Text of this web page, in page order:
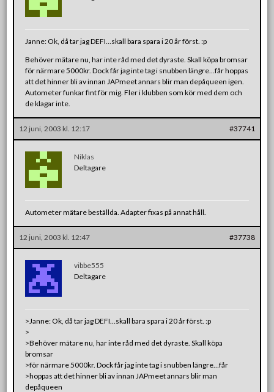
Janne: Ok, då tar jag DEFI…skall bara spara i 20 år först. :p
Behöver mätare nu, har inte råd med det dyraste. Skall köpa bromsar
för närmare 5000kr. Dock får jag inte tag i snubben längre…får hoppas
att det hinner bli av innan JAPmeet annars blir man depåqueen igen.
Autometer funkar fint för mig. Fler i klubben som kör med dem och
de klagar inte.
12 juni, 2003 kl. 12:17 #37741
Niklas
Deltagare
Autometer mätare beställda. Adapter fixas på annat håll.
12 juni, 2003 kl. 12:47 #37738
vibbe555
Deltagare
>Janne: Ok, då tar jag DEFI…skall bara spara i 20 år först. :p
>
>Behöver mätare nu, har inte råd med det dyraste. Skall köpa
bromsar
>för närmare 5000kr. Dock får jag inte tag i snubben längre…får
>hoppas att det hinner bli av innan JAPmeet annars blir man
depåqueen